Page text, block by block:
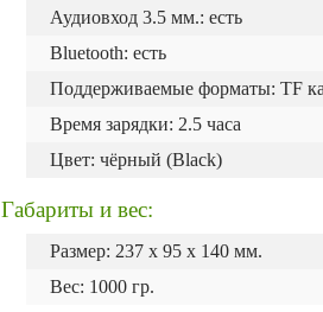
Аудиовход 3.5 мм.: есть
Bluetooth: есть
Поддерживаемые форматы: TF
Время зарядки: 2.5 часа
Цвет: чёрный (Black)
Габариты и вес:
Размер: 237 x 95 x 140 мм.
Вес: 1000 гр.